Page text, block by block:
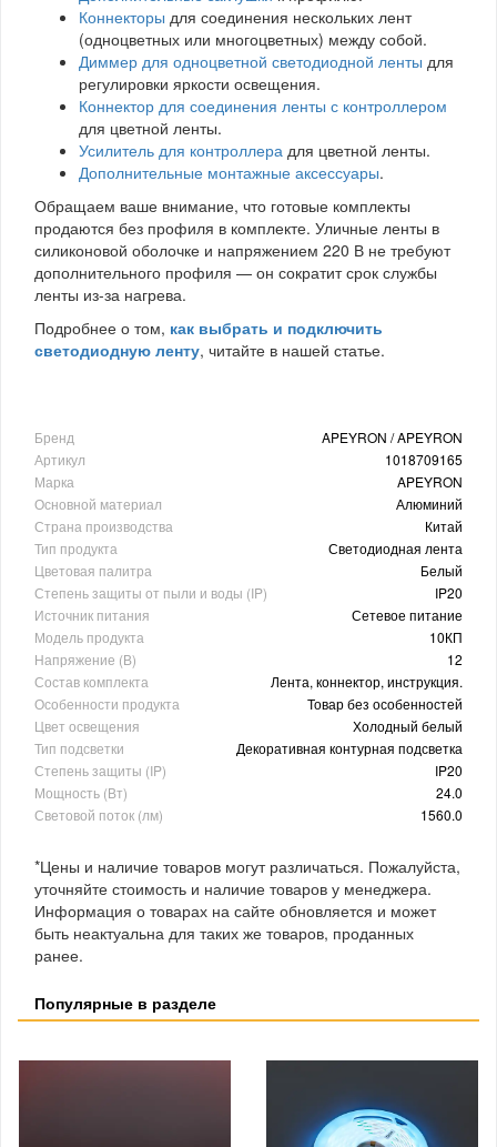
Коннекторы для соединения нескольких лент
(одноцветных или многоцветных) между собой.
Диммер для одноцветной светодиодной ленты для
регулировки яркости освещения.
Коннектор для соединения ленты с контроллером
для цветной ленты.
Усилитель для контроллера для цветной ленты.
Дополнительные монтажные аксессуары.
Обращаем ваше внимание, что готовые комплекты
продаются без профиля в комплекте. Уличные ленты в
силиконовой оболочке и напряжением 220 В не требуют
дополнительного профиля — он сократит срок службы
ленты из-за нагрева.
Подробнее о том, как выбрать и подключить
светодиодную ленту, читайте в нашей статье.
Бренд
APEYRON / APEYRON
Артикул
1018709165
Марка
APEYRON
Основной материал
Алюминий
Страна производства
Китай
Тип продукта
Светодиодная лента
Цветовая палитра
Белый
Степень защиты от пыли и воды (IP)
IP20
Источник питания
Сетевое питание
Модель продукта
10КП
Напряжение (В)
12
Состав комплекта
Лента, коннектор, инструкция.
Особенности продукта
Товар без особенностей
Цвет освещения
Холодный белый
Тип подсветки
Декоративная контурная подсветка
Степень защиты (IP)
IP20
Мощность (Вт)
24.0
Световой поток (лм)
1560.0
*Цены и наличие товаров могут различаться. Пожалуйста,
уточняйте стоимость и наличие товаров у менеджера.
Информация о товарах на сайте обновляется и может
быть неактуальна для таких же товаров, проданных
ранее.
Популярные в разделе